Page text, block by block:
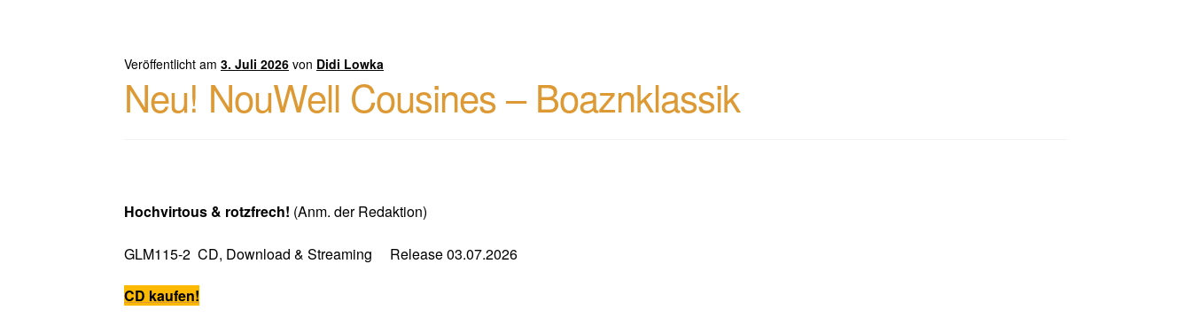
Veröffentlicht am3. Juli 2026 von Didi Lowka
Neu! NouWell Cousines – Boaznklassik
Hochvirtous & rotzfrech! (Anm. der Redaktion)
GLM115-2 CD, Download & Streaming Release 03.07.2026
CD kaufen!